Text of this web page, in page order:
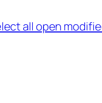
all open